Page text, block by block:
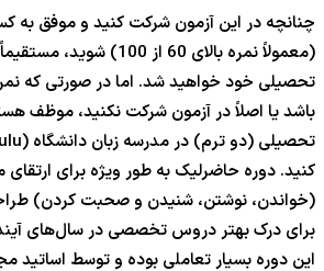
چنانچه در این آزمون شرکت کنید و موفق
(معمولاً نمره بالای 60 از
تحصیلی خود خواهید شد. اما در صورتی که
باشد یا اصلاً در آزمون شرکت نکنید، موظف
کنید. دوره حاضرلیک به طور ویژه برای ارتقای
(خواندن، نوشتن، شنیدن و صحبت کردن)
برای درک بهتر دروس تخصصی در سال‌های